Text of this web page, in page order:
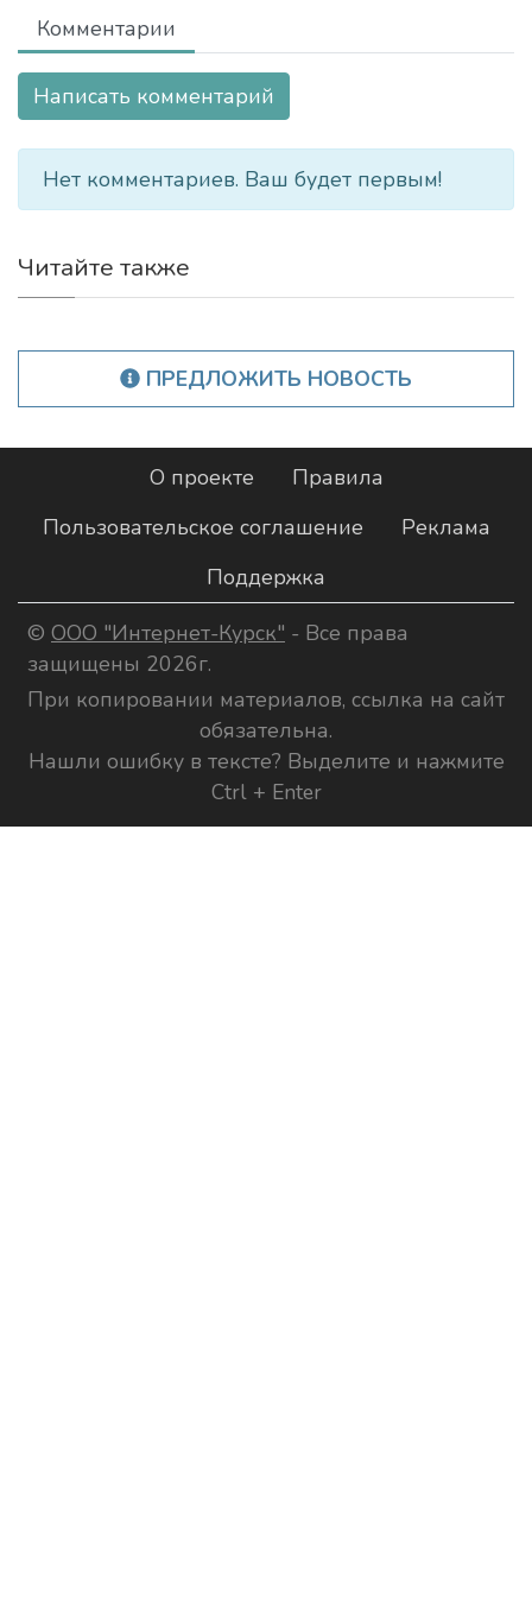
Комментарии
Написать комментарий
Нет комментариев. Ваш будет первым!
Читайте также
ПРЕДЛОЖИТЬ НОВОСТЬ
О проекте
Правила
Пользовательское соглашение
Реклама
Поддержка
© ООО "Интернет-Курск" - Все права
защищены 2026г.
При копировании материалов, ссылка на сайт
обязательна.
Нашли ошибку в тексте? Выделите и нажмите
Ctrl + Enter